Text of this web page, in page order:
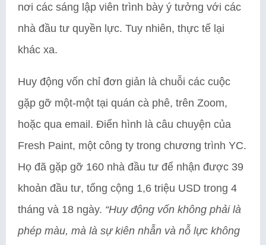
nơi các sáng lập viên trình bày ý tưởng với các
nhà đầu tư quyền lực. Tuy nhiên, thực tế lại
khác xa.
Huy động vốn chỉ đơn giản là chuỗi các cuộc
gặp gỡ một-một tại quán cà phê, trên Zoom,
hoặc qua email. Điển hình là câu chuyện của
Fresh Paint, một công ty trong chương trình YC.
Họ đã gặp gỡ 160 nhà đầu tư để nhận được 39
khoản đầu tư, tổng cộng 1,6 triệu USD trong 4
tháng và 18 ngày. “Huy động vốn không phải là
phép màu, mà là sự kiên nhẫn và nỗ lực không